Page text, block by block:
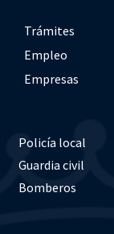
Trámites
Empleo
Empresas
Policía local
Guardia civil
Bomberos